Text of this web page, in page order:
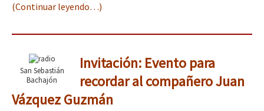
(Continuar leyendo…)
San Sebastián
Bachajón
Invitación: Evento para
recordar al compañero Juan
Vázquez Guzmán